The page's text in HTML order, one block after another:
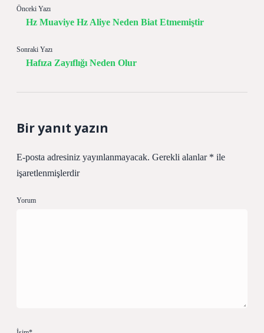
Önceki Yazı
Hz Muaviye Hz Aliye Neden Biat Etmemiştir
Sonraki Yazı
Hafıza Zayıflığı Neden Olur
Bir yanıt yazın
E-posta adresiniz yayınlanmayacak. Gerekli alanlar * ile
işaretlenmişlerdir
Yorum